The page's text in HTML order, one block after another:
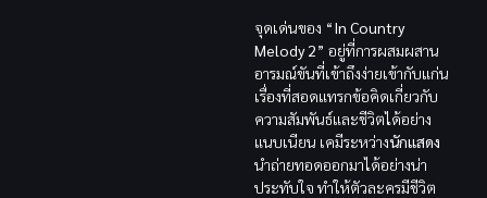
จุดเด่นของ “In Country
Melody 2” อยู่ที่การผสมผสาน
อารมณ์ขันที่เข้าถึงง่ายเข้ากับแก่น
เรื่องที่สอดแทรกข้อคิดเกี่ยวกับ
ความสัมพันธ์และชีวิตได้อย่าง
แนบเนียน เคมีระหว่างนักแสดง
นำถ่ายทอดออกมาได้อย่างน่า
ประทับใจ ทำให้ตัวละครมีชีวิต